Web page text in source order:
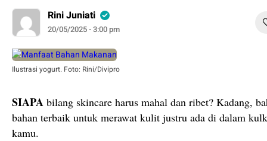
Rini Juniati
20/05/2025 - 3:00 pm
Ilustrasi yogurt. Foto: Rini/Divipro
SIAPA bilang skincare harus mahal dan ribet? Kadang,
bahan terbaik untuk merawat kulit justru ada di dalam
kamu.